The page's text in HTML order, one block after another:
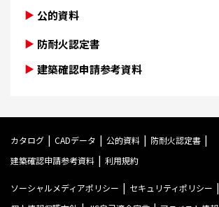
公的資料
防耐火認定書
建築確認申請参考資料
カタログ CADデータ 公的資料
防耐火認定書
建築確認申請参考資料
利用規約
ソーシャルメディアポリシー セキュリティポリシー